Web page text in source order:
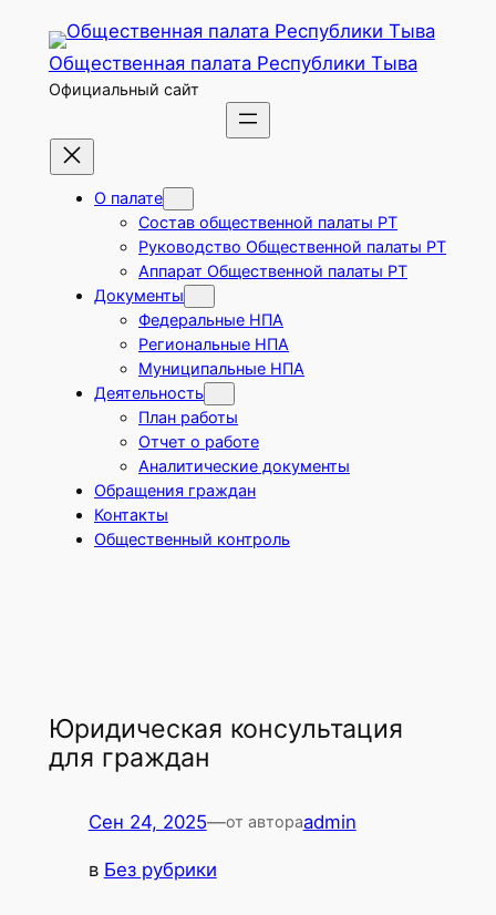
Перейти
содержимому
Общественная палата Республики Тыва
Официальный сайт
О палате
Состав общественной палаты РТ
Руководство Общественной палаты РТ
Аппарат Общественной палаты РТ
Документы
Федеральные НПА
Региональные НПА
Муниципальные НПА
Деятельность
План работы
Отчет о работе
Аналитические документы
Обращения граждан
Контакты
Общественный контроль
Юридическая консультация
для граждан
Сен 24, 2025—от автораadmin
в Без рубрики